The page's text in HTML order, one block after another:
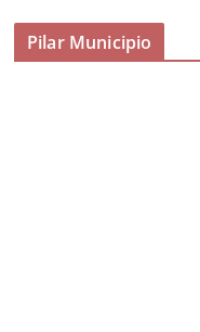
Pilar Municipio